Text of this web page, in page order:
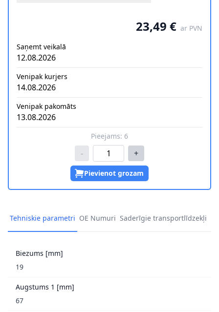
23,49 € ar PVN
Saņemt veikalā
12.08.2026
Venipak kurjers
14.08.2026
Venipak pakomāts
13.08.2026
Pieejams: 6
- +
Pievienot grozam
Tehniskie parametri OE Numuri Saderīgie transportlīdzekļi
Biezums [mm]
19
Augstums 1 [mm]
67